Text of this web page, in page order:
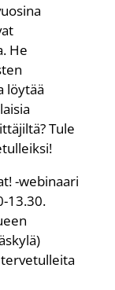
He
löytää
Tule
-webinaari
13.30.